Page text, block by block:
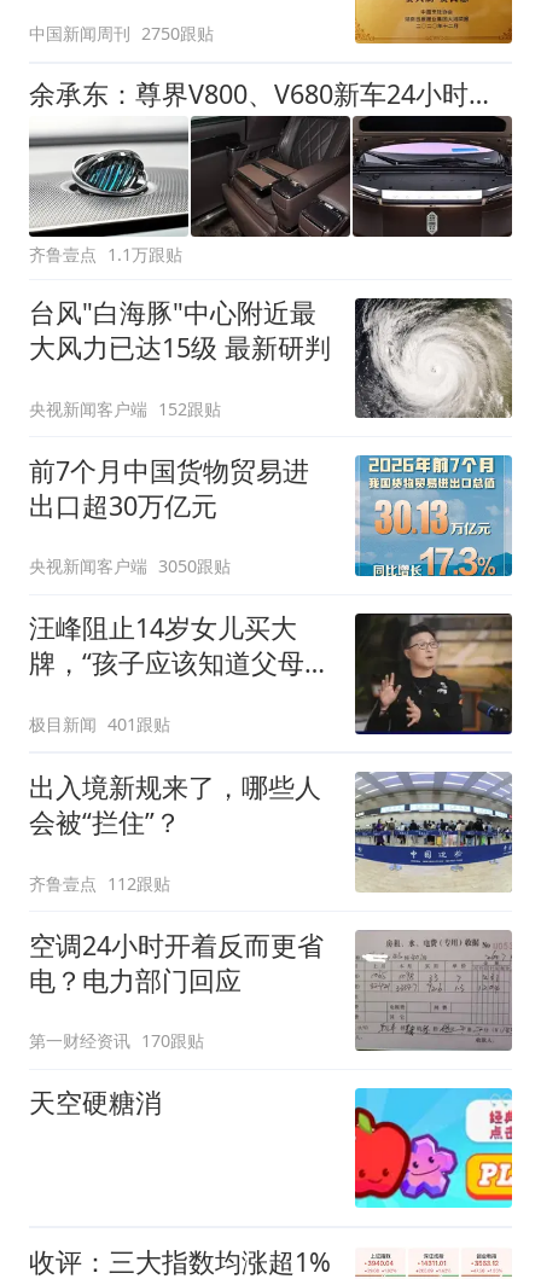
中国新闻周刊 2750跟贴
余承东：尊界V800、V680新车24小时大定突破3500台
齐鲁壹点 1.1万跟贴
台风"白海豚"中心附近最
大风力已达15级 最新研判
央视新闻客户端 152跟贴
前7个月中国货物贸易进
出口超30万亿元
央视新闻客户端 3050跟贴
汪峰阻止14岁女儿买大
牌，“孩子应该知道父母的
都在淘宝
极目新闻 401跟贴
出入境新规来了，哪些人
会被“拦住”？
齐鲁壹点 112跟贴
空调24小时开着反而更省
电？电力部门回应
第一财经资讯 170跟贴
天空硬糖消
收评：三大指数均涨超1%